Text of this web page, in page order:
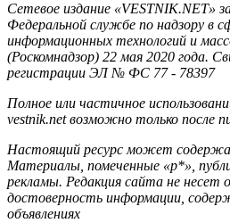
Сетевое издание «VESTNIK.NET»
Федеральной службе по надзору в
информационных технологий и
(Роскомнадзор) 22 мая 2020 года.
регистрации ЭЛ № ФС 77 - 78397
Полное или частичное
vestnik.net возможно только после
Настоящий ресурс может
Материалы, помеченные «р*»,
рекламы. Редакция сайта не несет
достоверность информации,
объявлениях